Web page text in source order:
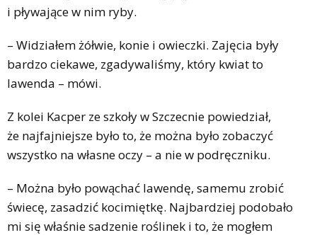
i pływające w nim ryby.
– Widziałem żółwie, konie i owieczki. Zajęcia były
bardzo ciekawe, zgadywaliśmy, który kwiat to
lawenda – mówi.
Z kolei Kacper ze szkoły w Szczecnie powiedział,
że najfajniejsze było to, że można było zobaczyć
wszystko na własne oczy – a nie w podręczniku.
– Można było powąchać lawendę, samemu zrobić
świecę, zasadzić kocimiętkę. Najbardziej podobało
mi się właśnie sadzenie roślinek i to, że mogłem